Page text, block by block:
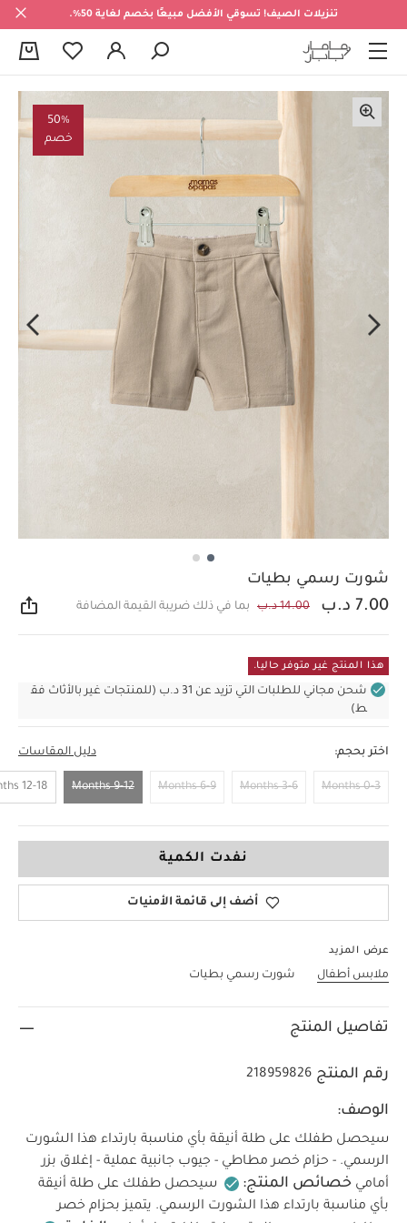
تنزيلات الصيف! تسوقي الأفضل مبيعًا بخصم لغاية 50%.
50%
خصم
شورت رسمي بطيات
7.00 د.ب 14.00 د.ب بما في ذلك ضريبة القيمة المضافة
هذا المنتج غير متوفر حاليا.
شحن مجاني للطلبات التي تزيد عن 31 د.ب (للمنتجات غير بالأثاث فق
ط)
اختر بحجم: دليل المقاسات
0-3 Months
3-6 Months
6-9 Months
9-12 Months
12-18 Months
نفدت الكمية
أضف إلى قائمة الأمنيات
عرض المزيد
ملابس أطفال شورت رسمي بطيات
تفاصيل المنتج
رقم المنتج 218959826
الوصف:
سيحصل طفلك على طلة أنيقة بأي مناسبة بارتداء هذا الشورت
الرسمي. - حزام خصر مطاطي - جيوب جانبية عملية - إغلاق بزر
أمامي خصائص المنتج:
سيحصل طفلك على طلة أنيقة
بأي مناسبة بارتداء هذا الشورت الرسمي. يتميز بحزام خصر